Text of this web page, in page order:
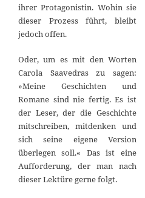
ihrer Protagonistin. Wohin sie
dieser Prozess führt, bleibt
jedoch offen.
Oder, um es mit den Worten
Carola Saavedras zu sagen:
»Meine Geschichten und
Romane sind nie fertig. Es ist
der Leser, der die Geschichte
mitschreiben, mitdenken und
sich seine eigene Version
überlegen soll.« Das ist eine
Aufforderung, der man nach
dieser Lektüre gerne folgt.